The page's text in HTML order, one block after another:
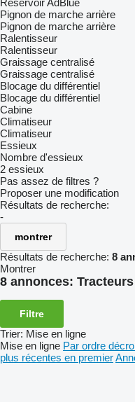
Réservoir AdBlue
Pignon de marche arrière
Pignon de marche arrière
Ralentisseur
Ralentisseur
Graissage centralisé
Graissage centralisé
Blocage du différentiel
Blocage du différentiel
Cabine
Climatiseur
Climatiseur
Essieux
Nombre d'essieux
2 essieux
Pas assez de filtres ?
Proposer une modification
Résultats de recherche:
-
montrer
Résultats de recherche: 8
Montrer
8 annonces:
Filtre
Trier: Mise en ligne
Mise en ligne Par ordre
plus récentes en premier